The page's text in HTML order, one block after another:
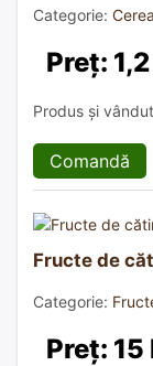
Categorie:
Preț:
Produs și
Comandă
Fructe de
Categorie:
Preț: 15